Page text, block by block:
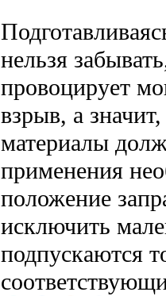
нельзя
провоцирует
взрыв, а
материалы
применения
положение
исключить
подпускаются